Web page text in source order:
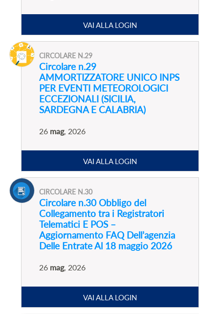
VAI ALLA LOGIN
CIRCOLARE N.29
Circolare n.29
AMMORTIZZATORE UNICO INPS
PER EVENTI METEOROLOGICI
ECCEZIONALI (SICILIA,
SARDEGNA E CALABRIA)
26 mag, 2026
VAI ALLA LOGIN
CIRCOLARE N.30
Circolare n.30 Obbligo del
Collegamento tra i Registratori
Telematici E POS –
Aggiornamento FAQ Dell’agenzia
Delle Entrate Al 18 maggio 2026
26 mag, 2026
VAI ALLA LOGIN